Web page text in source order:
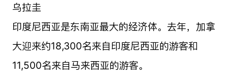
乌拉圭
印度尼西亚是东南亚最大的经济体。去年，加拿
大迎来约18,300名来自印度尼西亚的游客和
11,500名来自马来西亚的游客。